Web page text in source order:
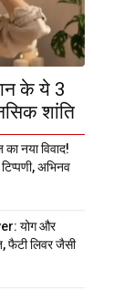
के ये 3
शांति
का नया विवाद!
अभिनव
योग और
फैटी लिवर जैसी